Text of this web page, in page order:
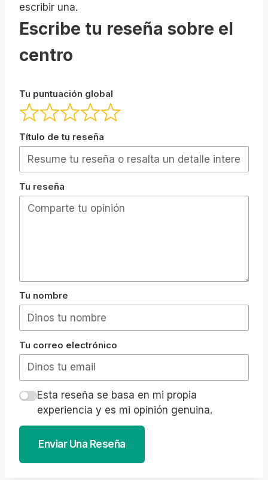
escribir una.
Escribe tu reseña sobre el
centro
Tu puntuación global
Título de tu reseña
Tu reseña
Tu nombre
Tu correo electrónico
Esta reseña se basa en mi propia
experiencia y es mi opinión genuina.
Enviar Una Reseña